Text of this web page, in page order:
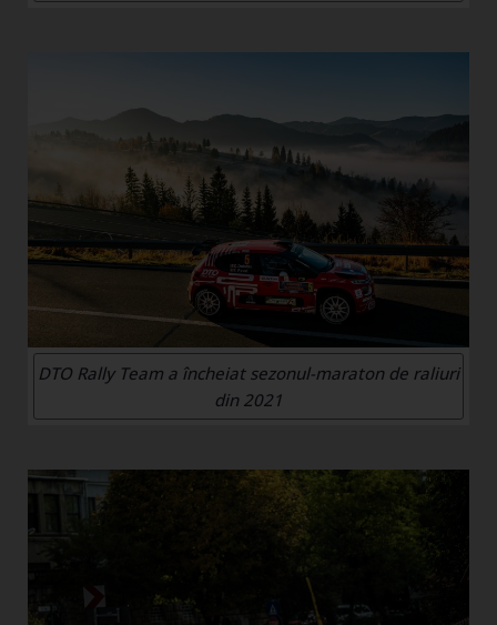
DTO Rally Team a încheiat sezonul-maraton de raliuri
din 2021